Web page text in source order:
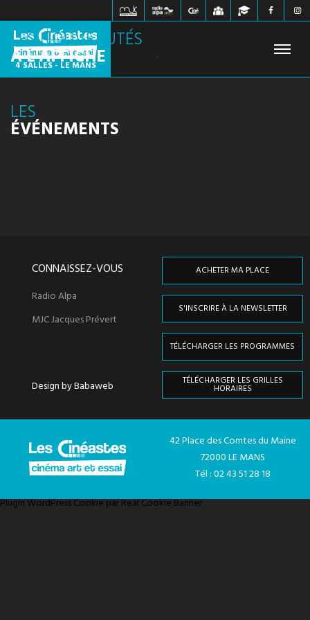
4 SALLES - LE MANS
FILMS À L'AFFICHE
LES NOUVEAUTÉS
À L'AFFICHE
LES
ÉVÉNEMENTS
CONNAISSEZ-VOUS
Radio Alpa
MJC Jacques Prévert
Design by Babaweb
42 Place des Comtes du Maine
72000 LE MANS
Tél : 02 43 51 28 18
ACHETER MA PLACE
S'INSCRIRE À LA NEWSLETTER
TÉLÉCHARGER LES PROGRAMMES
TÉLÉCHARGER LES GRILLES
HORAIRES
Plugin WordPress Cookie par Real Cookie Banner